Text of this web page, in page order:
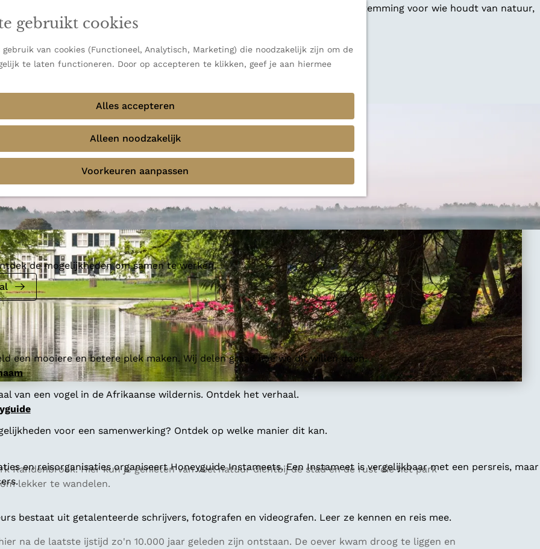
gebruikt cookies
van cookies (Functioneel, Analytisch, Marketing) die noodzakelijk zijn om de
te laten functioneren. Door op accepteren te klikken, geef je aan hiermee
Alles accepteren
Alleen noodzakelijk
Voorkeuren aanpassen
vooral bekend om zijn indrukwekkende Alpen, maar ook een veelzijdige bestemming voor wie houdt van natuur,
uitzichten.
de mogelijkheden om samen te werken.
een mooiere en betere plek maken. Wij delen graag hoe we dit willen doen.
van een vogel in de Afrikaanse wildernis. Ontdek het verhaal.
voor een samenwerking? Ontdek op welke manier dit kan.
en reisorganisaties organiseert Honeyguide Instameets. Een Instameet is vergelijkbaar met een persreis, maar
bestaat uit getalenteerde schrijvers, fotografen en videografen. Leer ze kennen en reis mee.
Randenbroek. Hier kun je genieten van veel natuur dichtbij de stad en de rust die het park
lekker te wandelen.
na de laatste ijstijd zo'n 10.000 jaar geleden zijn ontstaan. De oever kwam droog te liggen en